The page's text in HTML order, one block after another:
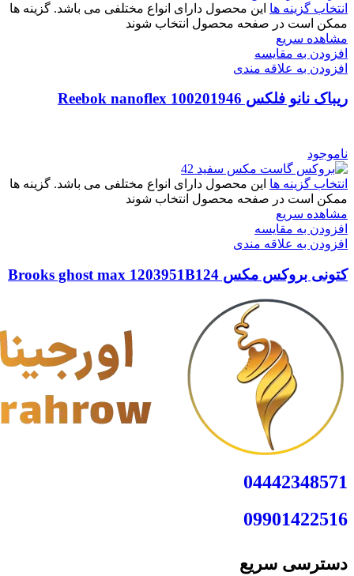
انتخاب گزینه ها این محصول دارای انواع مختلفی می باشد. گزینه ها
ممکن است در صفحه محصول انتخاب شوند
مشاهده سریع
افزودن به مقایسه
افزودن به علاقه مندی
ریباک نانو فلکس Reebok nanoflex 100201946
ناموجود
انتخاب گزینه ها این محصول دارای انواع مختلفی می باشد. گزینه ها
ممکن است در صفحه محصول انتخاب شوند
مشاهده سریع
افزودن به مقایسه
افزودن به علاقه مندی
کتونی بروکس مکس Brooks ghost max 1203951B124
04442348571
09901422516
دسترسی سریع